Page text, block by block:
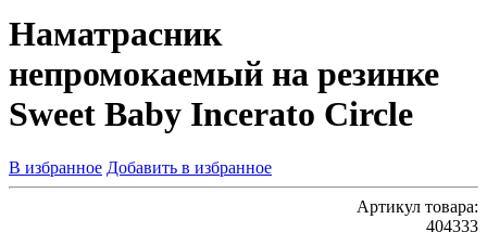
Наматрасник
непромокаемый на резинке
Sweet Baby Incerato Circle
В избранное Добавить в избранное
Артикул товара:
404333